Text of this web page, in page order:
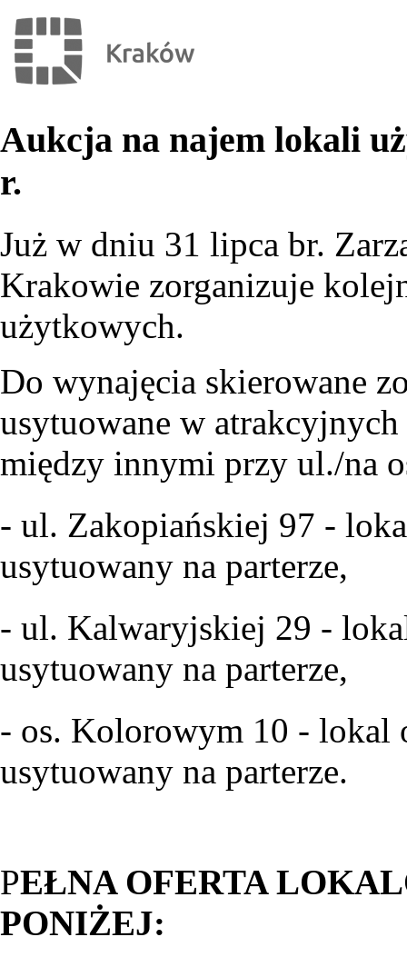
Aukcja na najem lokali
r.
Już w dniu 31 lipca br.
Krakowie zorganizuje
użytkowych.
Do wynajęcia skierowane
usytuowane w
między innymi przy ul./na
- ul. Zakopiańskiej 97 -
usytuowany na parterze,
- ul. Kalwaryjskiej 29 -
usytuowany na parterze,
- os. Kolorowym 10 - lokal
usytuowany na parterze.
PEŁNA OFERTA
PONIŻEJ: